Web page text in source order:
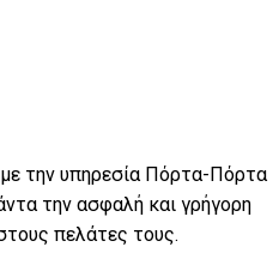
με την υπηρεσία Πόρτα-Πόρτα
την ασφαλή και γρήγορη
πελάτες τους.